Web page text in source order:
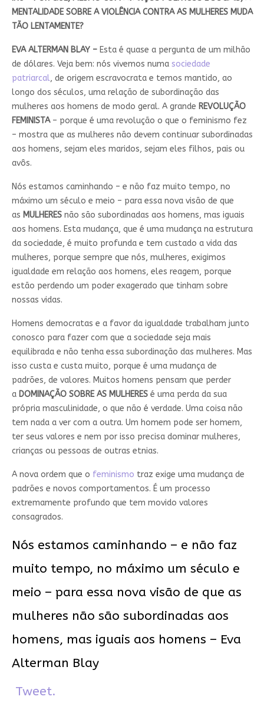
MENTALIDADE SOBRE A VIOLÊNCIA CONTRA AS MULHERES MUDA
TÃO LENTAMENTE?
EVA ALTERMAN BLAY – Esta é quase a pergunta de um milhão
de dólares. Veja bem: nós vivemos numa sociedade
patriarcal, de origem escravocrata e temos mantido, ao
longo dos séculos, uma relação de subordinação das
mulheres aos homens de modo geral. A grande REVOLUÇÃO
FEMINISTA – porque é uma revolução o que o feminismo fez
– mostra que as mulheres não devem continuar subordinadas
aos homens, sejam eles maridos, sejam eles filhos, pais ou
avôs.
Nós estamos caminhando – e não faz muito tempo, no
máximo um século e meio – para essa nova visão de que
as MULHERES não são subordinadas aos homens, mas iguais
aos homens. Esta mudança, que é uma mudança na estrutura
da sociedade, é muito profunda e tem custado a vida das
mulheres, porque sempre que nós, mulheres, exigimos
igualdade em relação aos homens, eles reagem, porque
estão perdendo um poder exagerado que tinham sobre
nossas vidas.
Homens democratas e a favor da igualdade trabalham junto
conosco para fazer com que a sociedade seja mais
equilibrada e não tenha essa subordinação das mulheres. Mas
isso custa e custa muito, porque é uma mudança de
padrões, de valores. Muitos homens pensam que perder
a DOMINAÇÃO SOBRE AS MULHERES é uma perda da sua
própria masculinidade, o que não é verdade. Uma coisa não
tem nada a ver com a outra. Um homem pode ser homem,
ter seus valores e nem por isso precisa dominar mulheres,
crianças ou pessoas de outras etnias.
A nova ordem que o feminismo traz exige uma mudança de
padrões e novos comportamentos. É um processo
extremamente profundo que tem movido valores
consagrados.
Nós estamos caminhando – e não faz
muito tempo, no máximo um século e
meio – para essa nova visão de que as
mulheres não são subordinadas aos
homens, mas iguais aos homens – Eva
Alterman Blay
Tweet.